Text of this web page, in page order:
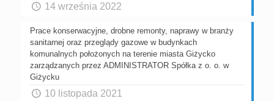
14 września 2022
Prace konserwacyjne, drobne remonty, naprawy w branży
sanitarnej oraz przeglądy gazowe w budynkach
komunalnych położonych na terenie miasta Giżycko
zarządzanych przez ADMINISTRATOR Spółka z o. o. w
Giżycku
10 listopada 2021